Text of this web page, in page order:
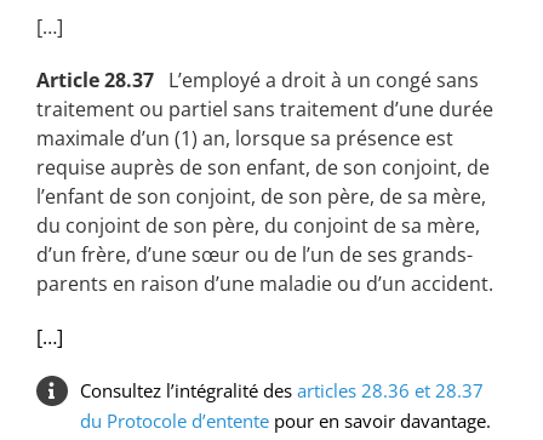
[…]
Article 28.37 L’employé a droit à un congé sans
traitement ou partiel sans traitement d’une durée
maximale d’un (1) an, lorsque sa présence est
requise auprès de son enfant, de son conjoint, de
l’enfant de son conjoint, de son père, de sa mère,
du conjoint de son père, du conjoint de sa mère,
d’un frère, d’une sœur ou de l’un de ses grands-
parents en raison d’une maladie ou d’un accident.
[…]
Consultez l’intégralité des articles 28.36 et 28.37
du Protocole d’entente pour en savoir davantage.